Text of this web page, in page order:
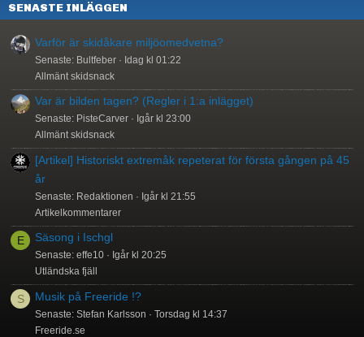
SENASTE INLÄGGEN
Varför är skidåkare miljöomedvetna?
Senaste: Bultfeber
Idag kl 01:22
Allmänt skidsnack
Var är bilden tagen? (Regler i 1:a inlägget)
Senaste: PisteCarver
Igår kl 23:00
Allmänt skidsnack
[Artikel] Historiskt extremåk repeterat för första gången på 45
år
Senaste: Redaktionen
Igår kl 21:55
Artikelkommentarer
E Säsong i Ischgl
Senaste: effe10
Igår kl 20:25
Utländska fjäll
S Musik på Freeride !?
Senaste: Stefan Karlsson
Torsdag kl 14:37
Freeride.se